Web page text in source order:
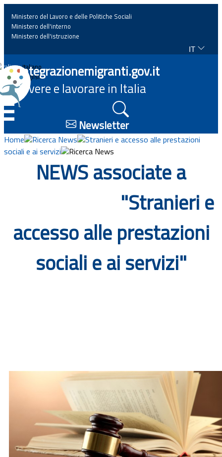
Home
News
Approfondimenti
Eventi
Normativa
Documenti
Bandi
Ministero del Lavoro e delle Politiche Sociali
Ministero dell'interno
Ministero dell'istruzione
IT
Italiano
English
Integrazionemigranti.gov.it
Vivere e lavorare in Italia
Newsletter
Home Ricerca News
Stranieri e accesso alle prestazioni
sociali e ai servizi
Ricerca News
NEWS associate a
"Stranieri e
accesso alle prestazioni
sociali e ai servizi"